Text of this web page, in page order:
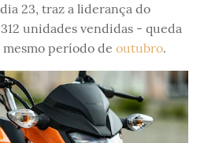
23, traz a liderança do
unidades vendidas - queda
mesmo período de outubro.